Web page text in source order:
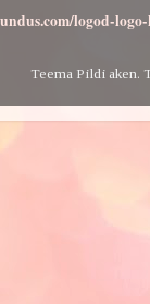
logod-
Teema Pildi aken.